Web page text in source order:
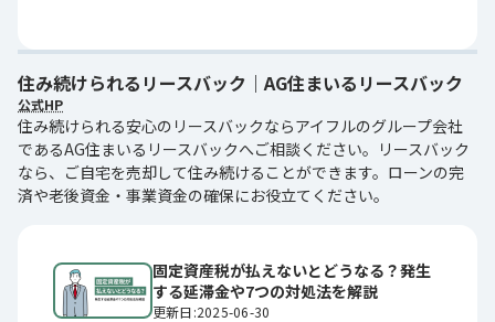
住み続けられるリースバック｜AG住まいるリースバック
公式HP
住み続けられる安心のリースバックならアイフルのグループ会社
であるAG住まいるリースバックへご相談ください。リースバック
なら、ご自宅を売却して住み続けることができます。ローンの完
済や老後資金・事業資金の確保にお役立てください。
固定資産税が払えないとどうなる？発生
する延滞金や7つの対処法を解説
更新日:2025-06-30